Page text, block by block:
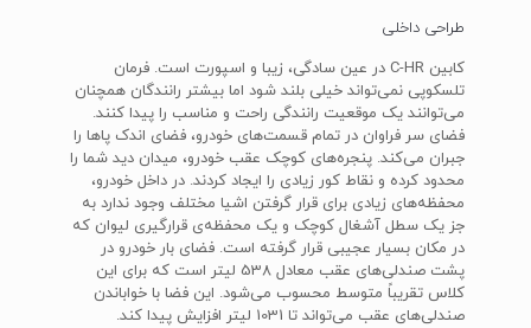
طراحی داخلی
کابین C-HR در عین سادگی، زیبا و اسپورت است. فرمان
تلسکوپی نمی‌تواند خیلی بلند شود اما بیشتر رانندگان همچنان
می‌توانند یک موقعیت رانندگی راحت و مناسب را پیدا کنند.
فضای سر فراوان در تمام قسمت‌های خودرو، فضای اندک پاها را
جبران می‌کند. پنجره‌های کوچک عقب خودرو، میدان دید شما را
محدود کرده و نقاط کور زیادی را ایجاد کردند. در داخل خودرو،
محفظه‌های زیادی برای قرار گرفتن اشیا مختلف وجود ندارد به
جز یک سطل آشغال کوچک و یک محفظه‌ی قرارگیری لیوان که
در مکان بسیار عجیبی قرار گرفته است. فضای بار خودرو در
پشت صندلی‌های عقب معادل 538 لیتر است که برای این
کلاس تقریباً متوسط محسوب می‌شود. این فضا با خواباندن
صندلی‌های عقب می‌تواند تا 1031 لیتر افزایش پیدا کند.